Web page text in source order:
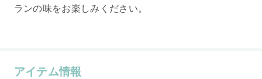
ランの味をお楽しみください。
アイテム情報